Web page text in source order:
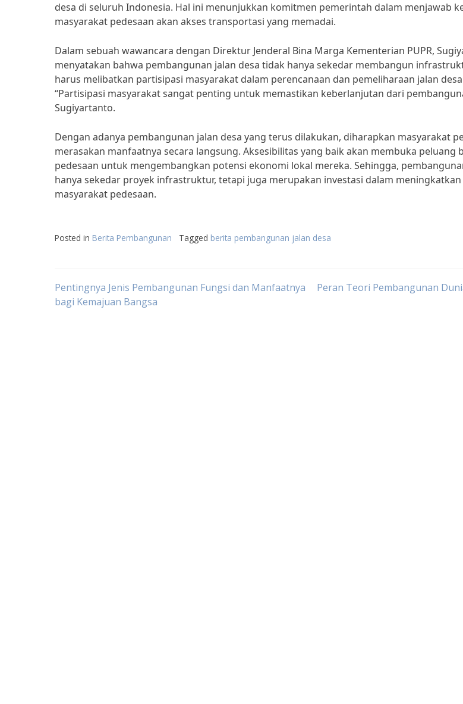
desa di seluruh Indonesia. Hal ini menunjukkan komitmen pemerintah dalam menjawab
masyarakat pedesaan akan akses transportasi yang memadai.
Dalam sebuah wawancara dengan Direktur Jenderal Bina Marga Kementerian PUPR,
menyatakan bahwa pembangunan jalan desa tidak hanya sekedar membangun
harus melibatkan partisipasi masyarakat dalam perencanaan dan pemeliharaan jalan
“Partisipasi masyarakat sangat penting untuk memastikan keberlanjutan dari
Sugiyartanto.
Dengan adanya pembangunan jalan desa yang terus dilakukan, diharapkan masyarakat
merasakan manfaatnya secara langsung. Aksesibilitas yang baik akan membuka peluang
pedesaan untuk mengembangkan potensi ekonomi lokal mereka. Sehingga,
hanya sekedar proyek infrastruktur, tetapi juga merupakan investasi dalam
masyarakat pedesaan.
Posted in Berita Pembangunan Tagged berita pembangunan jalan desa
Post
Pentingnya Jenis Pembangunan Fungsi dan Manfaatnya
bagi Kemajuan Bangsa
Peran Teori Pembangunan